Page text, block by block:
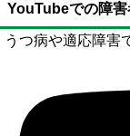
YouTubeでの障害
うつ病や適応障害